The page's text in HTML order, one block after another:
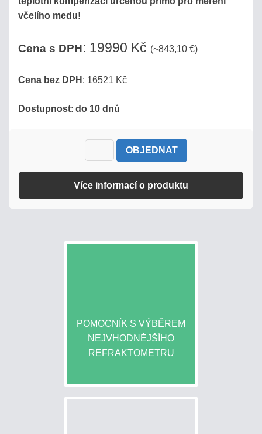
včelího medu!
Cena s DPH: 19990 Kč (~843,10 €)
Cena bez DPH : 16521 Kč
Dostupnost: do 10 dnů
OBJEDNAT
Více informací o produktu
REFRAKTOMETRY
DIGITÁLNÍ
VST
PŘÍSLUŠENSTVÍ
REFRAKTOMETRŮ
POMOCNÍK S VÝBĚREM
NEJVHODNĚJŠÍHO
REFRAKTOMETRU